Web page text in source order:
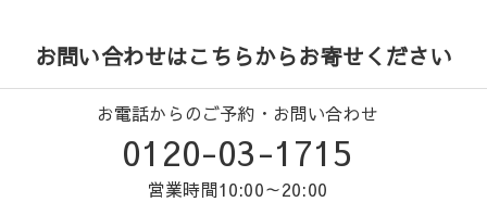
お問い合わせはこちらからお寄せください
お電話からのご予約・お問い合わせ
0120-03-1715
営業時間10:00～20:00